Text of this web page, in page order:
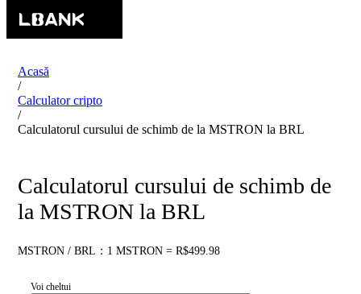
Acasă
/
Calculator cripto
/
Calculatorul cursului de schimb de la MSTRON la BRL
Calculatorul cursului de schimb de
la MSTRON la BRL
MSTRON / BRL：1 MSTRON = R$499.98
Voi cheltui